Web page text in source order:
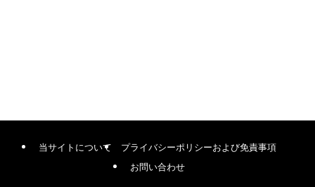
当サイトについて
プライバシーポリシーおよび免責事項
お問い合わせ